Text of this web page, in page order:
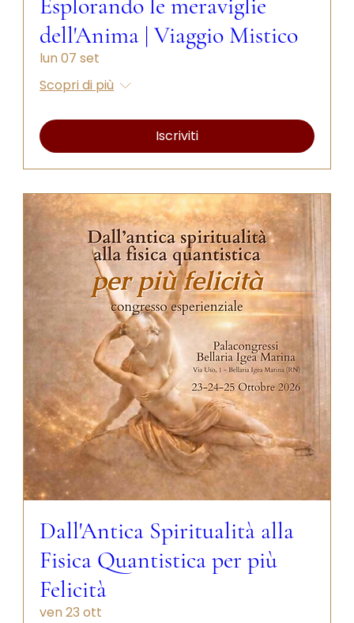
dell'Anima | Viaggio Mistico
lun 07 set
Scopri di più
Iscriviti
Dall'Antica Spiritualità alla
Fisica Quantistica per più
Felicità
ven 23 ott